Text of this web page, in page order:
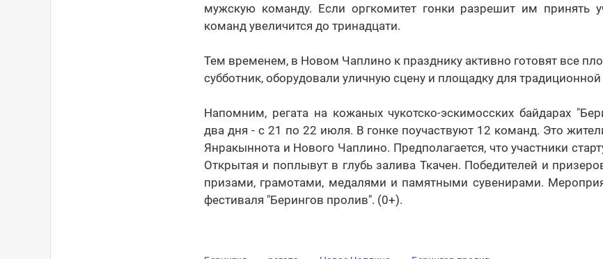
мужскую команду. Если оргкомитет гонки разрешит им принять
команд увеличится до тринадцати.
Тем временем, в Новом Чаплино к празднику активно готовят все
субботник, оборудовали уличную сцену и площадку для
Напомним, регата на кожаных чукотско-эскимосских байдарах
два дня - с 21 по 22 июля. В гонке поучаствуют 12 команд. Это
Янракыннота и Нового Чаплино. Предполагается, что участники
Открытая и поплывут в глубь залива Ткачен. Победителей и
призами, грамотами, медалями и памятными сувенирами.
фестиваля "Берингов пролив". (0+).